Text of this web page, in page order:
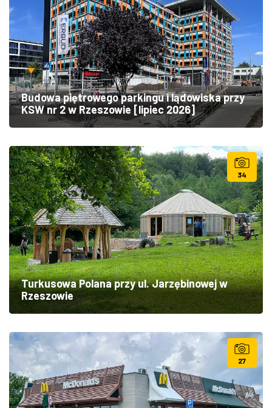
Budowa piętrowego parkingu i lądowiska przy
KSW nr 2 w Rzeszowie [lipiec 2026]
34
Turkusowa Polana przy ul. Jarzębinowej w
Rzeszowie
27